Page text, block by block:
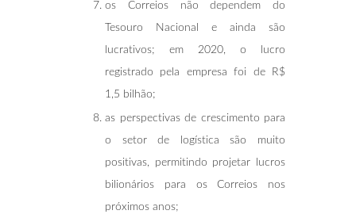
os Correios não dependem do
Tesouro Nacional e ainda são
lucrativos; em 2020, o lucro
registrado pela empresa foi de R$
1,5 bilhão;
as perspectivas de crescimento para
o setor de logística são muito
positivas, permitindo projetar lucros
bilionários para os Correios nos
próximos anos;